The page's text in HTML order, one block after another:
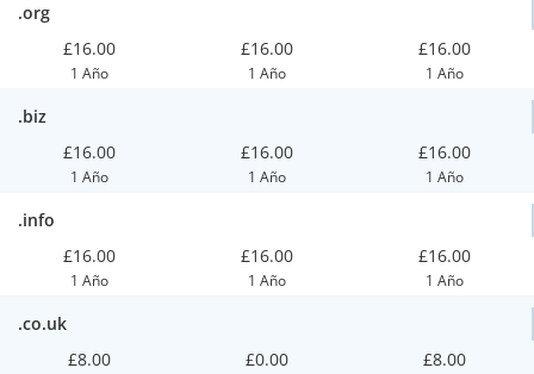
.org
£16.00
1 Año
£16.00
1 Año
£16.00
1 Año
.biz
£16.00
1 Año
£16.00
1 Año
£16.00
1 Año
.info
£16.00
1 Año
£16.00
1 Año
£16.00
1 Año
.co.uk
£8.00
£0.00 £8.00